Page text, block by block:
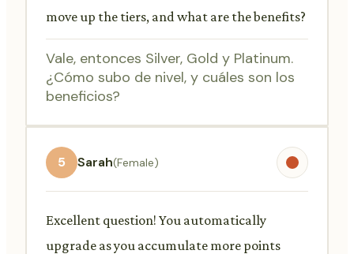
move up the tiers, and what are the benefits?
Vale, entonces Silver, Gold y Platinum.
¿Cómo subo de nivel, y cuáles son los
beneficios?
5 Sarah(Female)
Excellent question! You automatically
upgrade as you accumulate more points